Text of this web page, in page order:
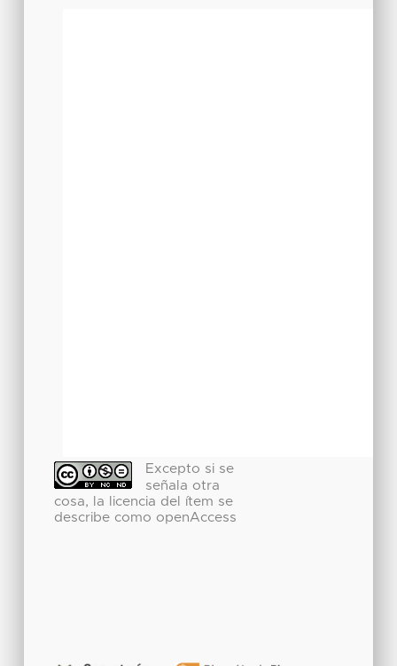
Excepto si se
señala otra
cosa, la licencia del ítem se
describe como openAccess